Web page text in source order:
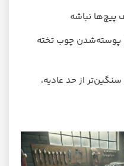
پیچ‌ها نباشه
پوسته‌شدن چوب تخته
از حد عادیه،